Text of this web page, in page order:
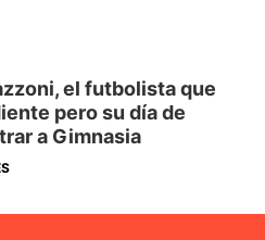
el futbolista que
pero su día de
a Gimnasia